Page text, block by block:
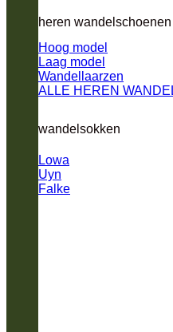
heren wandelschoenen
Hoog model
Laag model
Wandellaarzen
ALLE HEREN
wandelsokken
Lowa
Uyn
Falke